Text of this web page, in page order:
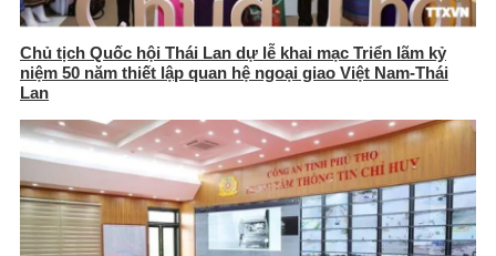
Chủ tịch Quốc hội Thái Lan dự lễ khai mạc Triển lãm kỷ
niệm 50 năm thiết lập quan hệ ngoại giao Việt Nam-Thái
Lan